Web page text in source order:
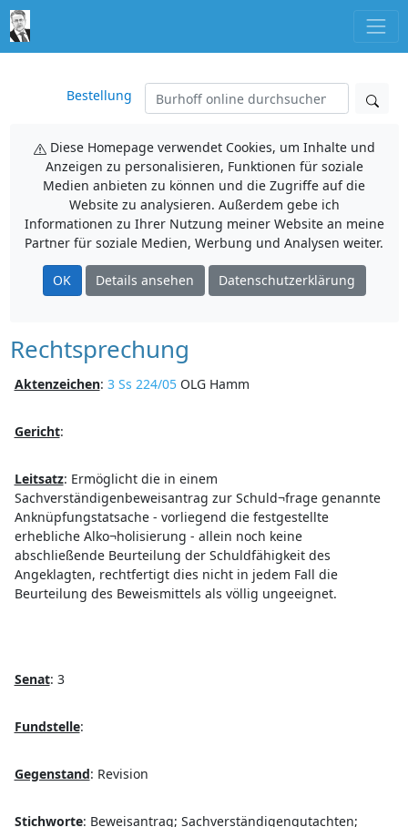
Bestellung
Diese Homepage verwendet Cookies, um Inhalte und
Anzeigen zu personalisieren, Funktionen für soziale
Medien anbieten zu können und die Zugriffe auf die
Website zu analysieren. Außerdem gebe ich
Informationen zu Ihrer Nutzung meiner Website an meine
Partner für soziale Medien, Werbung und Analysen weiter.
OK Details ansehen Datenschutzerklärung
Rechtsprechung
Aktenzeichen: 3 Ss 224/05OLG Hamm
Gericht:
Leitsatz: Ermöglicht die in einem
Sachverständigenbeweisantrag zur Schuld¬frage genannte
Anknüpfungstatsache - vorliegend die festgestellte
erhebliche Alko¬holisierung - allein noch keine
abschließende Beurteilung der Schuldfähigkeit des
Angeklagten, rechtfertigt dies nicht in jedem Fall die
Beurteilung des Beweismittels als völlig ungeeignet.
Senat: 3
Fundstelle:
Gegenstand: Revision
Stichworte: Beweisantrag; Sachverständigengutachten;